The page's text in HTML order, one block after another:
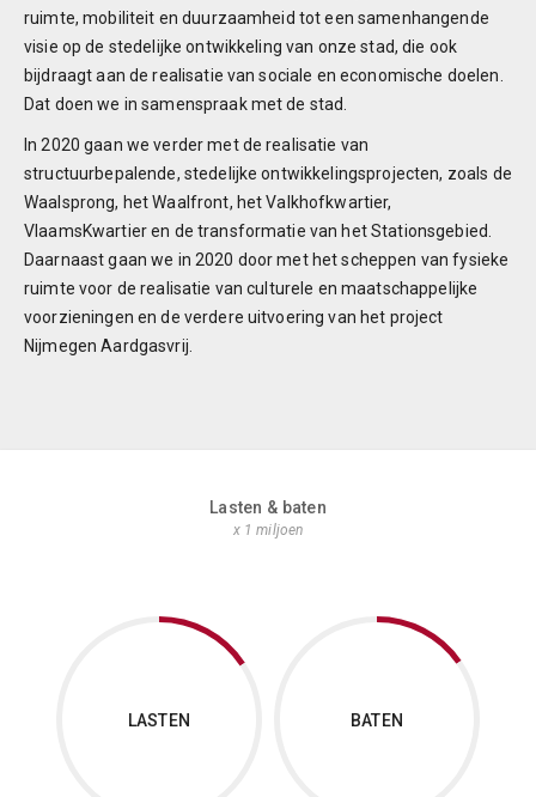
ruimte, mobiliteit en duurzaamheid tot een samenhangende
visie op de stedelijke ontwikkeling van onze stad, die ook
bijdraagt aan de realisatie van sociale en economische doelen.
Dat doen we in samenspraak met de stad.
In 2020 gaan we verder met de realisatie van
structuurbepalende, stedelijke ontwikkelingsprojecten, zoals de
Waalsprong, het Waalfront, het Valkhofkwartier,
VlaamsKwartier en de transformatie van het Stationsgebied.
Daarnaast gaan we in 2020 door met het scheppen van fysieke
ruimte voor de realisatie van culturele en maatschappelijke
voorzieningen en de verdere uitvoering van het project
Nijmegen Aardgasvrij.
Lasten & baten
x 1 miljoen
LASTEN BATEN